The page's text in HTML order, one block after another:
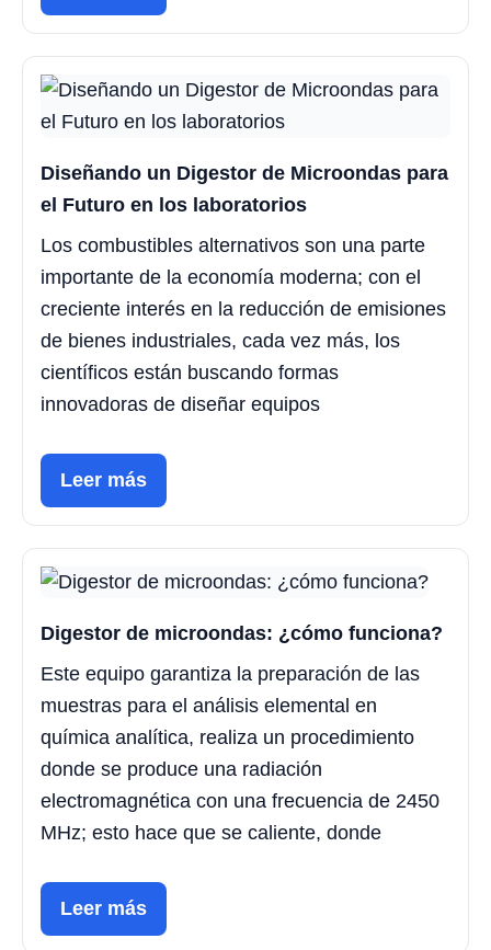
Diseñando un Digestor de Microondas para
el Futuro en los laboratorios
Los combustibles alternativos son una parte
importante de la economía moderna; con el
creciente interés en la reducción de emisiones
de bienes industriales, cada vez más, los
científicos están buscando formas
innovadoras de diseñar equipos
Leer más
Digestor de microondas: ¿cómo funciona?
Este equipo garantiza la preparación de las
muestras para el análisis elemental en
química analítica, realiza un procedimiento
donde se produce una radiación
electromagnética con una frecuencia de 2450
MHz; esto hace que se caliente, donde
Leer más